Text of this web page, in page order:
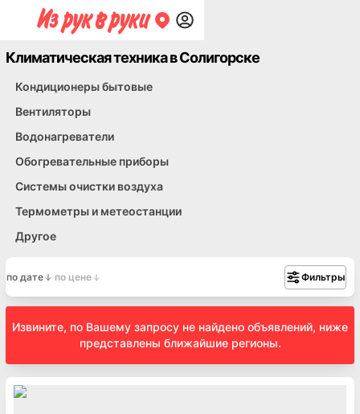
Климатическая техника в Солигорске
Кондиционеры бытовые
Вентиляторы
Водонагреватели
Обогревательные приборы
Системы очистки воздуха
Термометры и метеостанции
Другое
по дате по цене Фильтры
Извините, по Вашему запросу не найдено объявлений, ниже
представлены ближайшие регионы.